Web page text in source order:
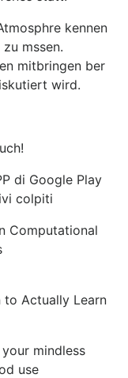
kennen
mssen.
mitbringen ber
wird.
di Google Play
colpiti
Computational
to Actually Learn
mindless
use